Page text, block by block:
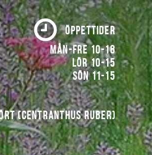
ÖPPETTIDER
Mån-fre 10-18
Lör 10-15
Sön 11-15
(Centranthus ruber)